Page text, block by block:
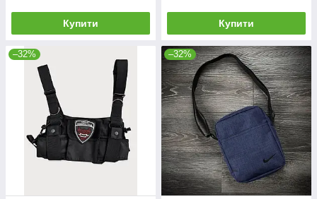
Купити Купити
–32% –32%